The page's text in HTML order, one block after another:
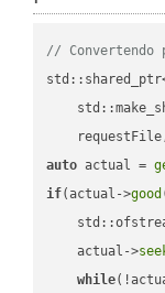
// Convertendo
auto actual =
if(actual->good
    actual->
while